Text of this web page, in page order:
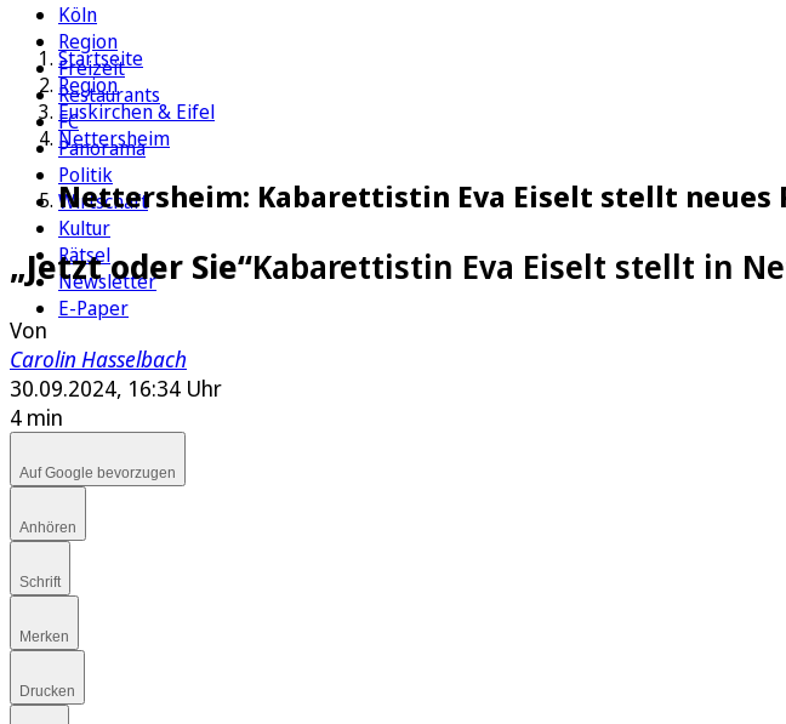
Köln
Region
Freizeit
Restaurants
FC
Panorama
Politik
Wirtschaft
Kultur
Rätsel
Newsletter
E-Paper
Startseite
Region
Euskirchen & Eifel
Nettersheim
Nettersheim: Kabarettistin Eva Eiselt stellt neues
„Jetzt oder Sie“Kabarettistin Eva Eiselt stellt in
Von
Carolin Hasselbach
30.09.2024, 16:34 Uhr
4 min
Auf Google bevorzugen
Anhören
Schrift
Merken
Drucken